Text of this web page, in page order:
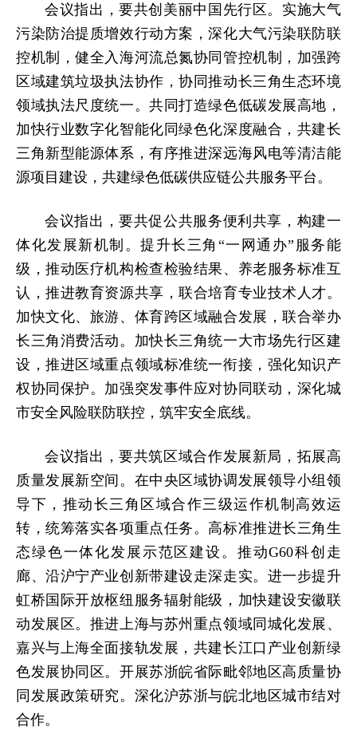
会议指出，要共创美丽中国先行区。实施大气
污染防治提质增效行动方案，深化大气污染联防联
控机制，健全入海河流总氮协同管控机制，加强跨
区域建筑垃圾执法协作，协同推动长三角生态环境
领域执法尺度统一。共同打造绿色低碳发展高地，
加快行业数字化智能化同绿色化深度融合，共建长
三角新型能源体系，有序推进深远海风电等清洁能
源项目建设，共建绿色低碳供应链公共服务平台。
会议指出，要共促公共服务便利共享，构建一
体化发展新机制。提升长三角“一网通办”服务能
级，推动医疗机构检查检验结果、养老服务标准互
认，推进教育资源共享，联合培育专业技术人才。
加快文化、旅游、体育跨区域融合发展，联合举办
长三角消费活动。加快长三角统一大市场先行区建
设，推进区域重点领域标准统一衔接，强化知识产
权协同保护。加强突发事件应对协同联动，深化城
市安全风险联防联控，筑牢安全底线。
会议指出，要共筑区域合作发展新局，拓展高
质量发展新空间。在中央区域协调发展领导小组领
导下，推动长三角区域合作三级运作机制高效运
转，统筹落实各项重点任务。高标准推进长三角生
态绿色一体化发展示范区建设。推动G60科创走
廊、沿沪宁产业创新带建设走深走实。进一步提升
虹桥国际开放枢纽服务辐射能级，加快建设安徽联
动发展区。推进上海与苏州重点领域同城化发展、
嘉兴与上海全面接轨发展，共建长江口产业创新绿
色发展协同区。开展苏浙皖省际毗邻地区高质量协
同发展政策研究。深化沪苏浙与皖北地区城市结对
合作。